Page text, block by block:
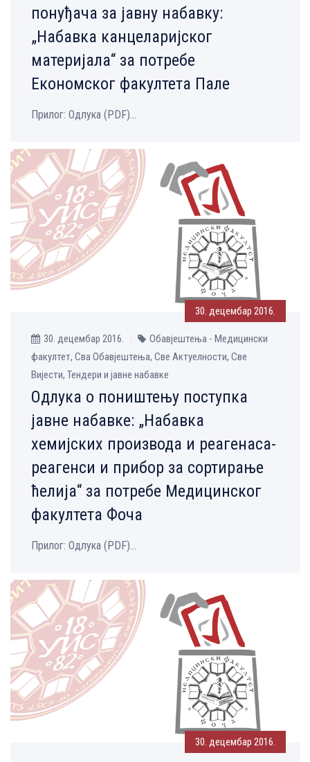
понуђача за јавну набавку:
„Набавка канцеларијског
материјала“ за потребе
Економског факултета Пале
Прилог: Одлука (PDF)...
30. децембар 2016.
30. децембар 2016.
Обавјештења - Медицински
факултет, Сва Обавјештења, Све Aктуелности, Све
Вијести, Тендери и јавне набавке
Одлука о поништењу поступка
јавне набавке: „Набавка
хемијских производа и реагенаса-
реагенси и прибор за сортирање
ћелија“ за потребе Медицинског
факултета Фоча
Прилог: Одлука (PDF)...
30. децембар 2016.